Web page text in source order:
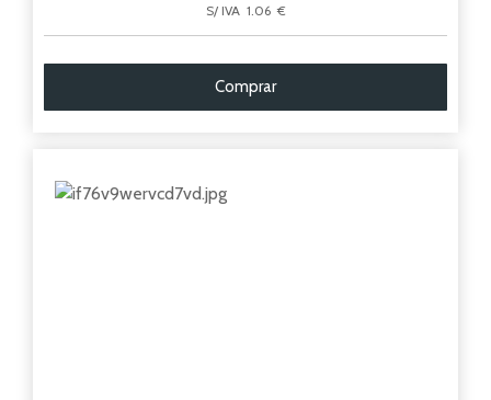
S/ IVA 1.06 €
Comprar